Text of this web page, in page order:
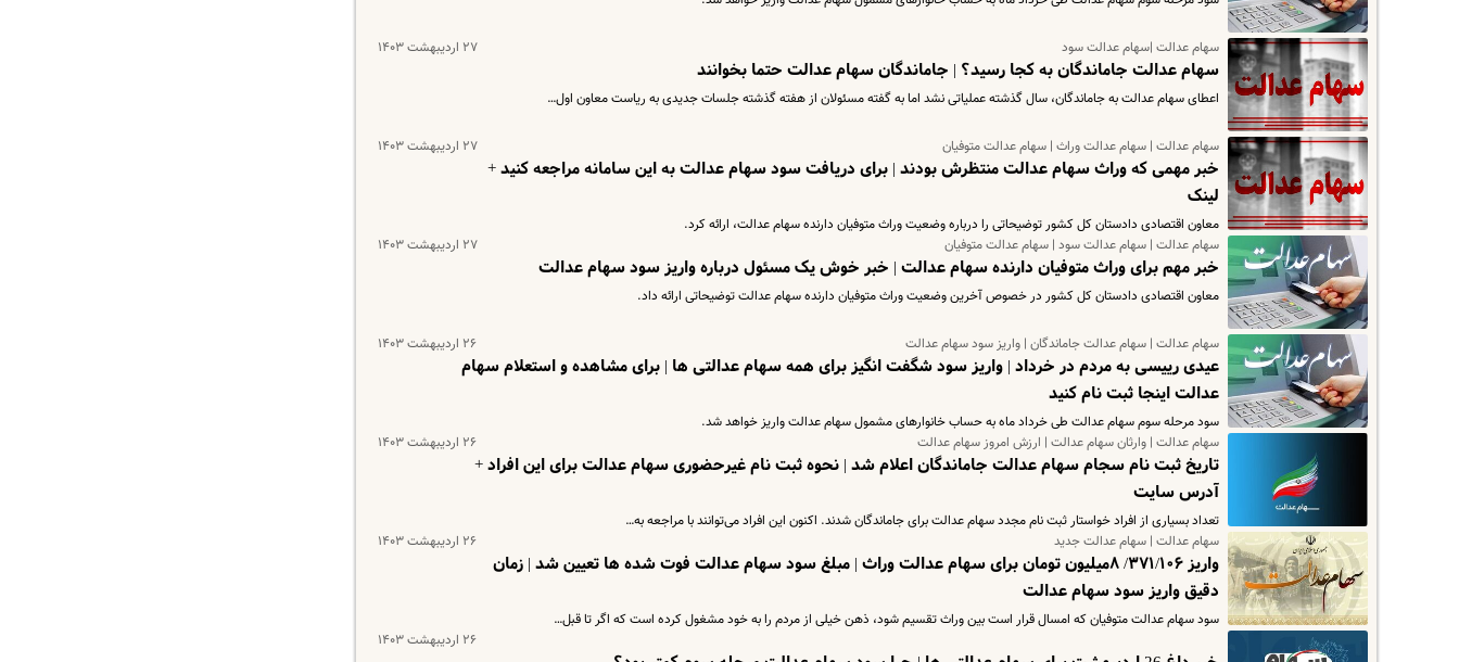
سهام عدالت |سهام عدالت سود ۲۷ اردیبهشت ۱۴۰۳
سهام عدالت جاماندگان به کجا رسید؟ | جاماندگان سهام عدالت حتما بخوانند
اعطای سهام عدالت به جاماندگان، سال گذشته عملیاتی نشد اما به گفته مسئولان از هفته گذشته جلسات جدیدی به ریاست معاون اول…
سهام عدالت | سهام عدالت وراث | سهام عدالت متوفیان ۲۷ اردیبهشت ۱۴۰۳
خبر مهمی که وراث سهام عدالت منتظرش بودند | برای دریافت سود سهام عدالت به این سامانه مراجعه کنید +
لینک
معاون اقتصادی دادستان کل کشور توضیحاتی را درباره وضعیت وراث متوفیان دارنده سهام عدالت، ارائه کرد.
سهام عدالت | سهام عدالت سود | سهام عدالت متوفیان
۲۷ اردیبهشت ۱۴۰۳
خبر مهم برای وراث متوفیان دارنده سهام عدالت | خبر خوش یک مسئول درباره واریز سود سهام عدالت
معاون اقتصادی دادستان کل کشور در خصوص آخرین وضعیت وراث متوفیان دارنده سهام عدالت توضیحاتی ارائه داد.
سهام عدالت | سهام عدالت جاماندگان | واریز سود سهام عدالت ۲۶ اردیبهشت ۱۴۰۳
عیدی رییسی به مردم در خرداد | واریز سود شگفت انگیز برای همه سهام عدالتی ها | برای مشاهده و استعلام سهام
عدالت اینجا ثبت نام کنید
سود مرحله سوم سهام عدالت طی خرداد ماه به حساب خانوارهای مشمول سهام عدالت واریز خواهد شد.
سهام عدالت | وارثان سهام عدالت | ارزش امروز سهام عدالت
۲۶ اردیبهشت ۱۴۰۳
تاریخ ثبت نام سجام سهام عدالت جاماندگان اعلام شد | نحوه ثبت نام غیرحضوری سهام عدالت برای این افراد +
آدرس سایت
تعداد بسیاری از افراد خواستار ثبت نام مجدد سهام عدالت برای جاماندگان شدند. اکنون این افراد می‌توانند با مراجعه به…
سهام عدالت | سهام عدالت جدید
۲۶ اردیبهشت ۱۴۰۳
واریز ۳۷۱/۱۰۶/ ۸میلیون تومان برای سهام عدالت وراث | مبلغ سود سهام عدالت فوت شده ها تعیین شد | زمان
دقیق واریز سود سهام عدالت
سود سهام عدالت متوفیان که امسال قرار است بین وراث تقسیم شود، ذهن خیلی از مردم را به خود مشغول کرده است که اگر تا قبل…
۲۶ اردیبهشت ۱۴۰۳